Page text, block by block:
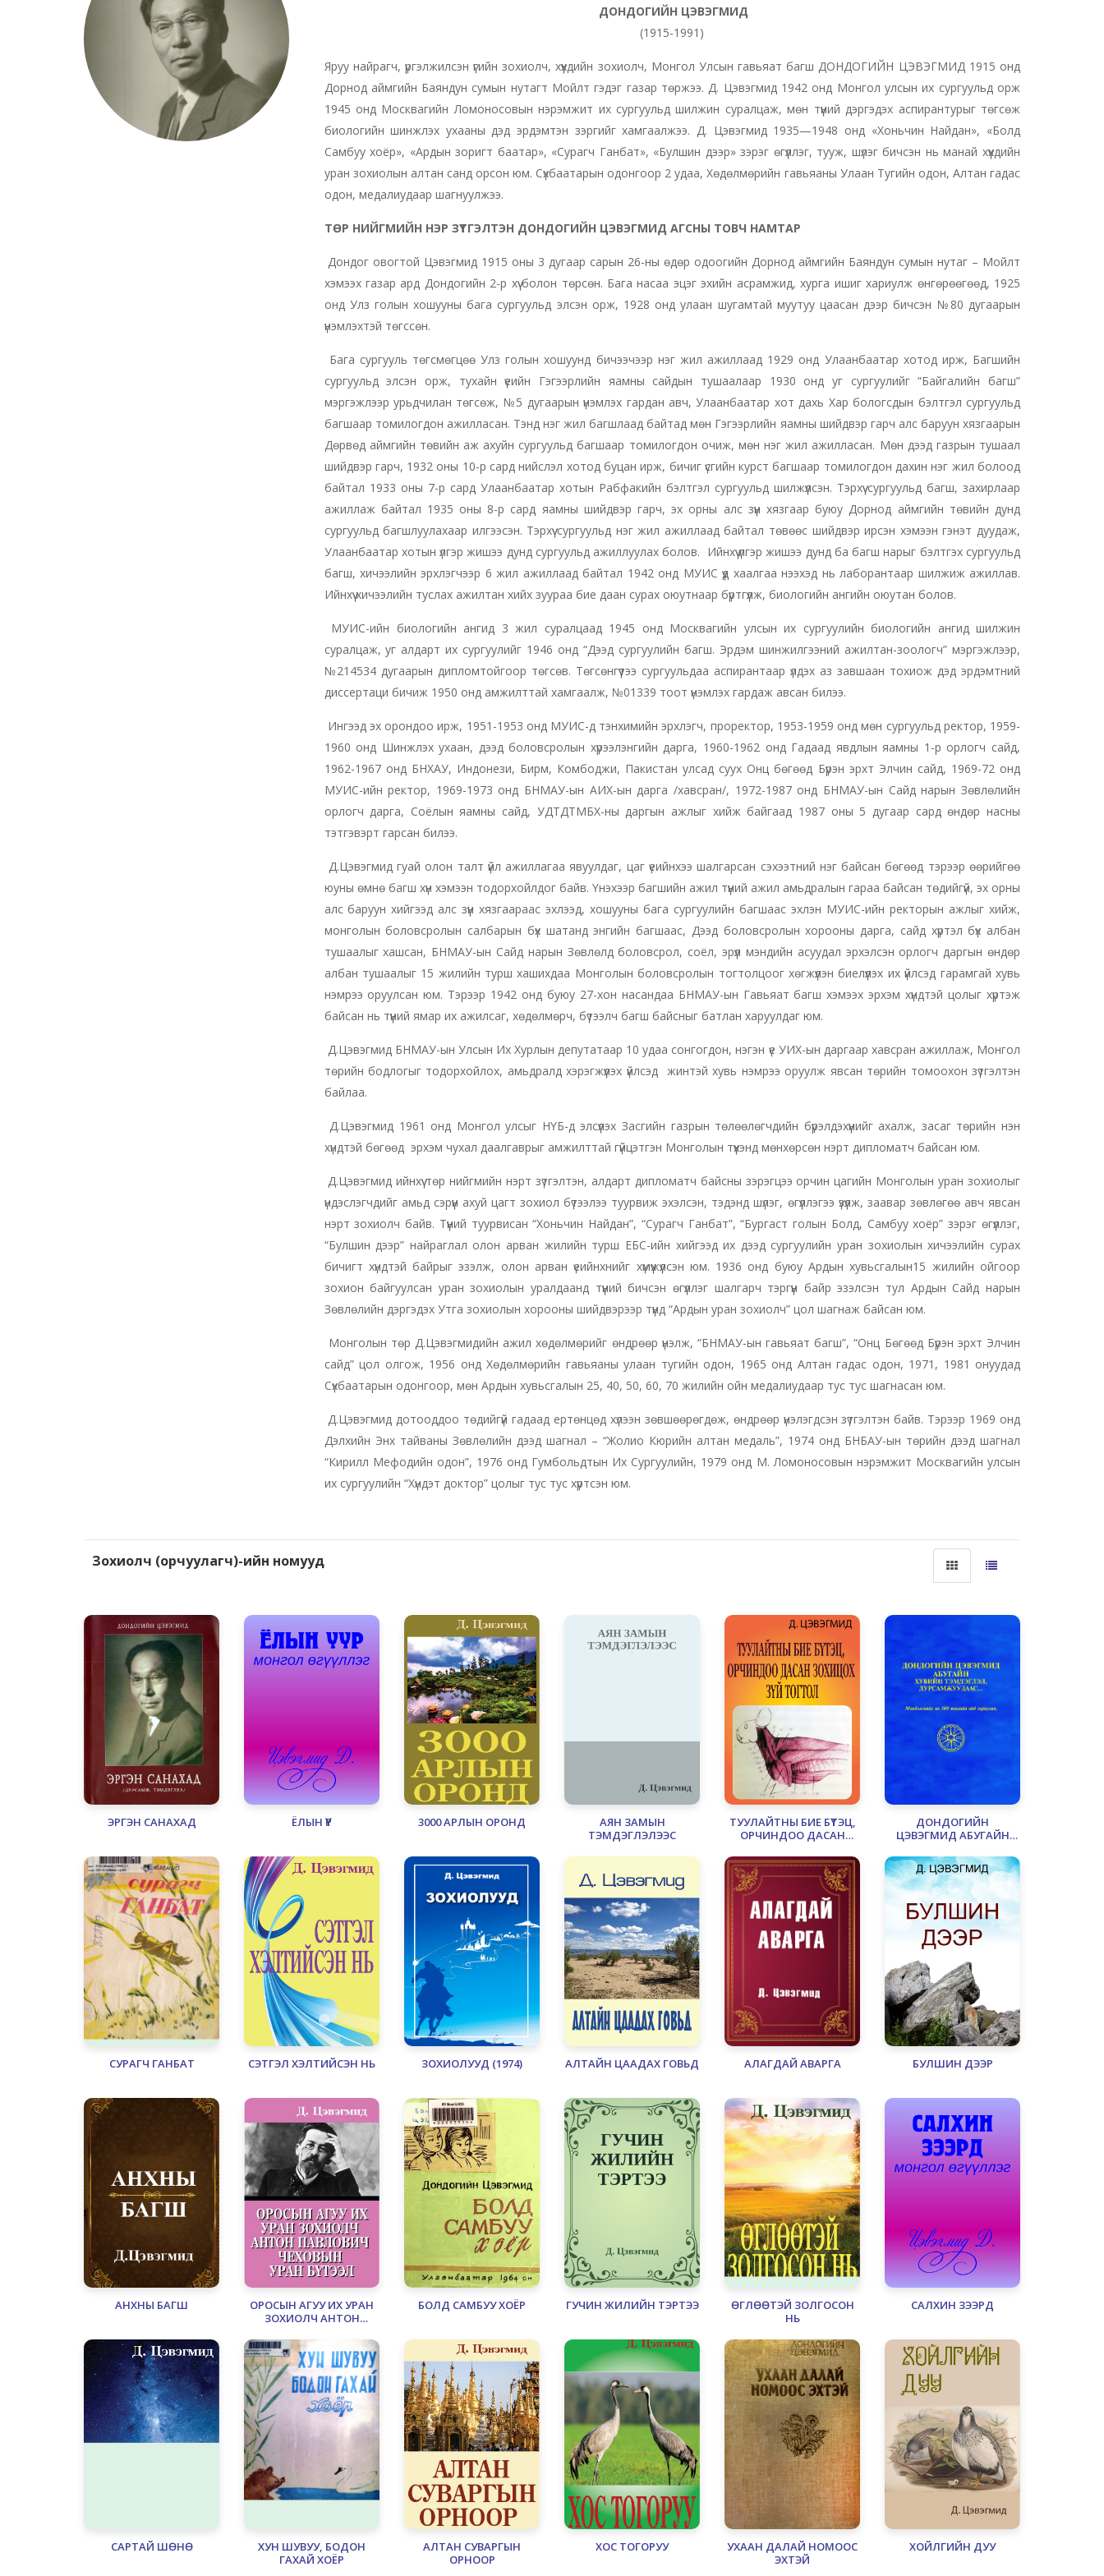
ДОНДОГИЙН ЦЭВЭГМИД
(1915-1991)
Яруу найрагч, үргэлжилсэн үгийн зохиолч, хүүхдийн зохиолч, Монгол Улсын гавьяат багш ДОНДОГИЙН ЦЭВЭГМИД 1915 онд
Дорнод аймгийн Баяндун сумын нутагт Мойлт гэдэг газар төржээ. Д. Цэвэгмид 1942 онд Монгол улсын их сургуульд орж
1945 онд Москвагийн Ломоносовын нэрэмжит их сургуульд шилжин суралцаж, мөн түүний дэргэдэх аспирантурыг төгсөж
биологийн шинжлэх ухааны дэд эрдэмтэн зэргийг хамгаалжээ. Д. Цэвэгмид 1935—1948 онд «Хоньчин Найдан», «Болд
Самбуу хоёр», «Ардын зоригт баатар», «Сурагч Ганбат», «Булшин дээр» зэрэг өгүүллэг, тууж, шүлэг бичсэн нь манай хүүхдийн
уран зохиолын алтан санд орсон юм. Сүхбаатарын одонгоор 2 удаа, Хөдөлмөрийн гавьяаны Улаан Тугийн одон, Алтан гадас
одон, медалиудаар шагнуулжээ.
ТӨР НИЙГМИЙН НЭР ЗҮТГЭЛТЭН ДОНДОГИЙН ЦЭВЭГМИД АГСНЫ ТОВЧ НАМТАР
Дондог овогтой Цэвэгмид 1915 оны 3 дугаар сарын 26-ны өдөр одоогийн Дорнод аймгийн Баяндун сумын нутаг – Мойлт
хэмээх газар ард Дондогийн 2-р хүү болон төрсөн. Бага насаа эцэг эхийн асрамжид, хурга ишиг хариулж өнгөрөөгөөд, 1925
онд Улз голын хошууны бага сургуульд элсэн орж, 1928 онд улаан шугамтай муутуу цаасан дээр бичсэн №80 дугаарын
үнэмлэхтэй төгссөн.
Бага сургууль төгсмөгцөө Улз голын хошуунд бичээчээр нэг жил ажиллаад 1929 онд Улаанбаатар хотод ирж, Багшийн
сургуульд элсэн орж, тухайн үеийн Гэгээрлийн яамны сайдын тушаалаар 1930 онд уг сургуулийг “Байгалийн багш”
мэргэжлээр урьдчилан төгсөж, №5 дугаарын үнэмлэх гардан авч, Улаанбаатар хот дахь Хар бологсдын бэлтгэл сургуульд
багшаар томилогдон ажилласан. Тэнд нэг жил багшлаад байтад мөн Гэгээрлийн яамны шийдвэр гарч алс баруун хязгаарын
Дөрвөд аймгийн төвийн аж ахуйн сургуульд багшаар томилогдон очиж, мөн нэг жил ажилласан. Мөн дээд газрын тушаал
шийдвэр гарч, 1932 оны 10-р сард нийслэл хотод буцан ирж, бичиг үсгийн курст багшаар томилогдон дахин нэг жил болоод
байтал 1933 оны 7-р сард Улаанбаатар хотын Рабфакийн бэлтгэл сургуульд шилжүүлсэн. Тэрхүү сургуульд багш, захирлаар
ажиллаж байтал 1935 оны 8-р сард яамны шийдвэр гарч, эх орны алс зүүн хязгаар буюу Дорнод аймгийн төвийн дунд
сургуульд багшлуулахаар илгээсэн. Тэрхүү сургуульд нэг жил ажиллаад байтал төвөөс шийдвэр ирсэн хэмээн гэнэт дуудаж,
Улаанбаатар хотын үлгэр жишээ дунд сургуульд ажиллуулах болов. Ийнхүү үлгэр жишээ дунд ба багш нарыг бэлтгэх сургуульд
багш, хичээлийн эрхлэгчээр 6 жил ажиллаад байтал 1942 онд МУИС үүд хаалгаа нээхэд нь лаборантаар шилжиж ажиллав.
Ийнхүү хичээлийн туслах ажилтан хийх зуураа бие даан сурах оюутнаар бүртгүүлж, биологийн ангийн оюутан болов.
МУИС-ийн биологийн ангид 3 жил суралцаад 1945 онд Москвагийн улсын их сургуулийн биологийн ангид шилжин
суралцаж, уг алдарт их сургуулийг 1946 онд “Дээд сургуулийн багш. Эрдэм шинжилгээний ажилтан-зоологч” мэргэжлээр,
№214534 дугаарын дипломтойгоор төгсөв. Төгсөнгүүтээ сургуульдаа аспирантаар үлдэх аз завшаан тохиож дэд эрдэмтний
диссертаци бичиж 1950 онд амжилттай хамгаалж, №01339 тоот үнэмлэх гардаж авсан билээ.
Ингээд эх орондоо ирж, 1951-1953 онд МУИС-д тэнхимийн эрхлэгч, проректор, 1953-1959 онд мөн сургуульд ректор, 1959-
1960 онд Шинжлэх ухаан, дээд боловсролын хүрээлэнгийн дарга, 1960-1962 онд Гадаад явдлын яамны 1-р орлогч сайд,
1962-1967 онд БНХАУ, Индонези, Бирм, Комбоджи, Пакистан улсад суух Онц бөгөөд Бүрэн эрхт Элчин сайд, 1969-72 онд
МУИС-ийн ректор, 1969-1973 онд БНМАУ-ын АИХ-ын дарга /хавсран/, 1972-1987 онд БНМАУ-ын Сайд нарын Зөвлөлийн
орлогч дарга, Соёлын яамны сайд, УДТДТМБХ-ны даргын ажлыг хийж байгаад 1987 оны 5 дугаар сард өндөр насны
тэтгэвэрт гарсан билээ.
Д.Цэвэгмид гуай олон талт үйл ажиллагаа явуулдаг, цаг үеийнхээ шалгарсан сэхээтний нэг байсан бөгөөд тэрээр өөрийгөө
юуны өмнө багш хүн хэмээн тодорхойлдог байв. Үнэхээр багшийн ажил түүний ажил амьдралын гараа байсан төдийгүй, эх орны
алс баруун хийгээд алс зүүн хязгаараас эхлээд, хошууны бага сургуулийн багшаас эхлэн МУИС-ийн ректорын ажлыг хийж,
монголын боловсролын салбарын бүх шатанд энгийн багшаас, Дээд боловсролын хорооны дарга, сайд хүртэл бүх албан
тушаалыг хашсан, БНМАУ-ын Сайд нарын Зөвлөлд боловсрол, соёл, эрүүл мэндийн асуудал эрхэлсэн орлогч даргын өндөр
албан тушаалыг 15 жилийн турш хашихдаа Монголын боловсролын тогтолцоог хөгжүүлэн биелүүлэх их үйлсэд гарамгай хувь
нэмрээ оруулсан юм. Тэрээр 1942 онд буюу 27-хон насандаа БНМАУ-ын Гавьяат багш хэмээх эрхэм хүндтэй цолыг хүртэж
байсан нь түүний ямар их ажилсаг, хөдөлмөрч, бүтээлч багш байсныг батлан харуулдаг юм.
Д.Цэвэгмид БНМАУ-ын Улсын Их Хурлын депутатаар 10 удаа сонгогдон, нэгэн үе УИХ-ын даргаар хавсран ажиллаж, Монгол
төрийн бодлогыг тодорхойлох, амьдралд хэрэгжүүлэх үйлсэд жинтэй хувь нэмрээ оруулж явсан төрийн томоохон зүтгэлтэн
байлаа.
Д.Цэвэгмид 1961 онд Монгол улсыг НҮБ-д элсүүлэх Засгийн газрын төлөөлөгчдийн бүрэлдэхүүнийг ахалж, засаг төрийн нэн
хүндтэй бөгөөд эрхэм чухал даалгаврыг амжилттай гүйцэтгэн Монголын түүхэнд мөнхөрсөн нэрт дипломатч байсан юм.
Д.Цэвэгмид ийнхүү төр нийгмийн нэрт зүтгэлтэн, алдарт дипломатч байсны зэрэгцээ орчин цагийн Монголын уран зохиолыг
үндэслэгчдийг амьд сэрүүн ахуй цагт зохиол бүтээлээ туурвиж эхэлсэн, тэдэнд шүлэг, өгүүллэгээ үзүүлж, заавар зөвлөгөө авч явсан
нэрт зохиолч байв. Түүний туурвисан “Хоньчин Найдан”, “Сурагч Ганбат”, “Бургаст голын Болд, Самбуу хоёр” зэрэг өгүүллэг,
“Булшин дээр” найраглал олон арван жилийн турш ЕБС-ийн хийгээд их дээд сургуулийн уран зохиолын хичээлийн сурах
бичигт хүндтэй байрыг эзэлж, олон арван үеийнхнийг хүмүүжүүлсэн юм. 1936 онд буюу Ардын хувьсгалын15 жилийн ойгоор
зохион байгуулсан уран зохиолын уралдаанд түүний бичсэн өгүүллэг шалгарч тэргүүн байр эзэлсэн тул Ардын Сайд нарын
Зөвлөлийн дэргэдэх Утга зохиолын хорооны шийдвэрээр түүнд “Ардын уран зохиолч” цол шагнаж байсан юм.
Монголын төр Д.Цэвэгмидийн ажил хөдөлмөрийг өндрөөр үнэлж, “БНМАУ-ын гавьяат багш”, “Онц Бөгөөд Бүрэн эрхт Элчин
сайд” цол олгож, 1956 онд Хөдөлмөрийн гавьяаны улаан тугийн одон, 1965 онд Алтан гадас одон, 1971, 1981 онуудад
Сүхбаатарын одонгоор, мөн Ардын хувьсгалын 25, 40, 50, 60, 70 жилийн ойн медалиудаар тус тус шагнасан юм.
Д.Цэвэгмид дотооддоо төдийгүй гадаад ертөнцөд хүлээн зөвшөөрөгдөж, өндрөөр үнэлэгдсэн зүтгэлтэн байв. Тэрээр 1969 онд
Дэлхийн Энх тайваны Зөвлөлийн дээд шагнал – “Жолио Кюрийн алтан медаль”, 1974 онд БНБАУ-ын төрийн дээд шагнал
“Кирилл Мефодийн одон”, 1976 онд Гумбольдтын Их Сургуулийн, 1979 онд М. Ломоносовын нэрэмжит Москвагийн улсын
их сургуулийн “Хүндэт доктор” цолыг тус тус хүртсэн юм.
Зохиолч (орчуулагч)-ийн номууд
ЭРГЭН САНАХАД ЁЛЫН ҮҮР 3000 АРЛЫН ОРОНД
АЯН ЗАМЫН
ТЭМДЭГЛЭЛЭЭС
ТУУЛАЙТНЫ БИЕ БҮТЭЦ,
ОРЧИНДОО ДАСАН
ДОНДОГИЙН
ЦЭВЭГМИД АБУГАЙН
ЗАМЫН ТЭМДЭГЛЭЛЭЭС
СУРАГЧ ГАНБАТ СЭТГЭЛ ХЭЛТИЙСЭН НЬ ЗОХИОЛУУД (1974) АЛТАЙН ЦААДАХ ГОВЬД АЛАГДАЙ АВАРГА БУЛШИН ДЭЭР
АНХНЫ БАГШ
ОРОСЫН АГУУ ИХ УРАН
ЗОХИОЛЧ АНТОН
УРАН БҮТЭЭЛ
БОЛД САМБУУ ХОЁР ГУЧИН ЖИЛИЙН ТЭРТЭЭ
ӨГЛӨӨТЭЙ ЗОЛГОСОН
НЬ
САЛХИН ЗЭЭРД
САРТАЙ ШӨНӨ
ХУН ШУВУУ, БОДОН
ГАХАЙ ХОЁР
АЛТАН СУВАРГЫН
ОРНООР
ХОС ТОГОРУУ
УХААН ДАЛАЙ НОМООС
ЭХТЭЙ
ХОЙЛГИЙН ДУУ